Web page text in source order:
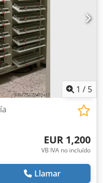
1 / 5
EUR 1,200
VB IVA no incluído
Llamar